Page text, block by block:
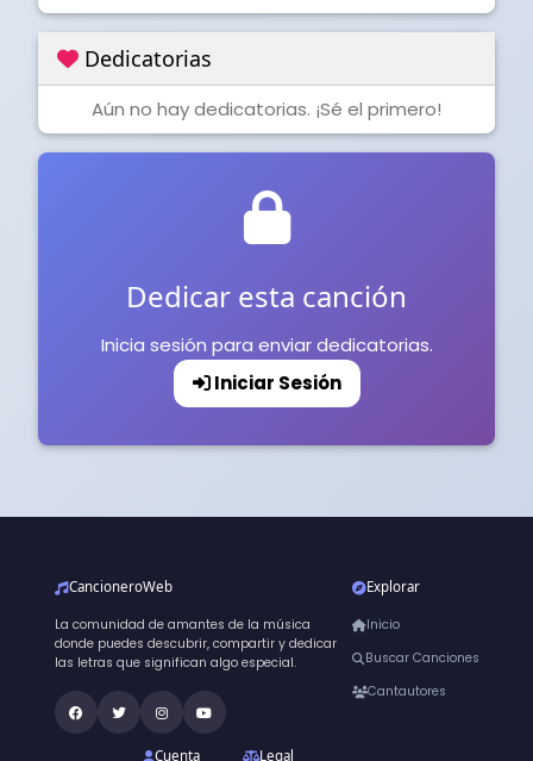
Dedicatorias
Aún no hay dedicatorias. ¡Sé el primero!
Dedicar esta canción
Inicia sesión para enviar dedicatorias.
Iniciar Sesión
CancioneroWeb
La comunidad de amantes de la música
donde puedes descubrir, compartir y dedicar
las letras que significan algo especial.
Explorar
Inicio
Buscar Canciones
Cantautores
Cuenta Legal